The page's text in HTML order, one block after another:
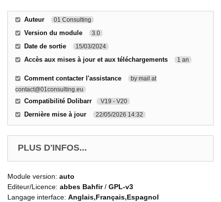
Auteur 01 Consulting
Version du module 3.0
Date de sortie 15/03/2024
Accès aux mises à jour et aux téléchargements 1 an
Comment contacter l'assistance
by mail at
contact@01consulting.eu
Compatibilité Dolibarr V19 - V20
Dernière mise à jour 22/05/2026 14:32
PLUS D'INFOS...
Module version: auto
Editeur/Licence: abbes Bahfir/ GPL-v3
Langage interface: Anglais,Français,Espagnol